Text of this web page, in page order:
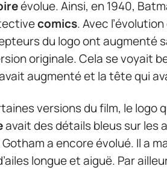
évolue. Ainsi, en 1940,
comics. Avec
du logo ont augmenté
originale. Cela se voyait
augmenté et la tête qui
versions du film, le logo
avait des détails bleus sur les
a encore évolué. Il a
longue et aiguë. Par